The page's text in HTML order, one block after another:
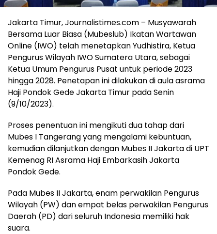
Jakarta Timur, Journalistimes.com – Musyawarah
Bersama Luar Biasa (Mubeslub) Ikatan Wartawan
Online (IWO) telah menetapkan Yudhistira, Ketua
Pengurus Wilayah IWO Sumatera Utara, sebagai
Ketua Umum Pengurus Pusat untuk periode 2023
hingga 2028. Penetapan ini dilakukan di aula asrama
Haji Pondok Gede Jakarta Timur pada Senin
(9/10/2023).
Proses penentuan ini mengikuti dua tahap dari
Mubes I Tangerang yang mengalami kebuntuan,
kemudian dilanjutkan dengan Mubes II Jakarta di UPT
Kemenag RI Asrama Haji Embarkasih Jakarta
Pondok Gede.
Pada Mubes II Jakarta, enam perwakilan Pengurus
Wilayah (PW) dan empat belas perwakilan Pengurus
Daerah (PD) dari seluruh Indonesia memiliki hak
suara.